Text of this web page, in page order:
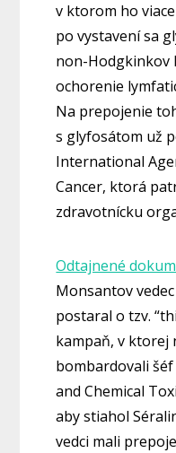
v ktorom ho
po vystavení sa
non-Hodgkinkov
ochorenie
Na prepojenie
s glyfosátom už
International
Cancer, ktorá
zdravotnícku
Odtajnené
Monsantov
postaral o tzv.
kampaň, v ktorej
bombardovali
and Chemical
aby stiahol
vedci mali